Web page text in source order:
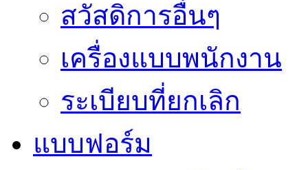
สวัสดิการอื่นๆ
เครื่องแบบพนักงาน
ระเบียบที่ยกเลิก
แบบฟอร์ม